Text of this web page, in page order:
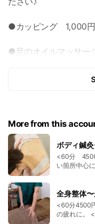
●カッピング 1,000円
●足のオイルマッサ
ースに。
●ヘッドマッサージ
トリートメントオイル
ます。肩こり、頭痛、
です♪
More from this
ボディ鍼
<60分 4500
い箇所中心
ちら💡 鍼灸治療は急性・慢性のコリや痛みに効果的で
す。 症状
ていくこと
果的です。
全身整体
<60分4500
の疲れに。 <90分6500円> 全身整体90分 足裏から